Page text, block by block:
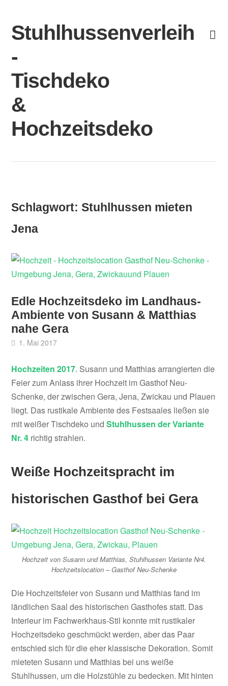
content
Stuhlhussenverleih
-
Tischdeko
&
Hochzeitsdeko
Schlagwort:Stuhlhussen mieten
Jena
Edle Hochzeitsdeko im Landhaus-
Ambiente von Susann & Matthias
nahe Gera
1. Mai 2017
Hochzeiten 2017. Susann und Matthias arrangierten die
Feier zum Anlass ihrer Hochzeit im Gasthof Neu-
Schenke, der zwischen Gera, Jena, Zwickau und Plauen
liegt. Das rustikale Ambiente des Festsaales ließen sie
mit weißer Tischdeko undStuhlhussen der Variante
Nr. 4 richtig strahlen.
Weiße Hochzeitspracht im
historischen Gasthof bei Gera
Hochzeit von Susann und Matthias, Stuhlhussen Variante Nr4.
Hochzeitslocation – Gasthof Neu-Schenke
Die Hochzeitsfeier von Susann und Matthias fand im
ländlichen Saal des historischen Gasthofes statt. Das
Interieur im Fachwerkhaus-Stil konnte mit rustikaler
Hochzeitsdeko geschmückt werden, aber das Paar
entschied sich für die eher klassische Dekoration. Somit
mieteten Susann und Matthias bei uns weiße
Stuhlhussen, um die Holzstühle zu bedecken. Mit hinten